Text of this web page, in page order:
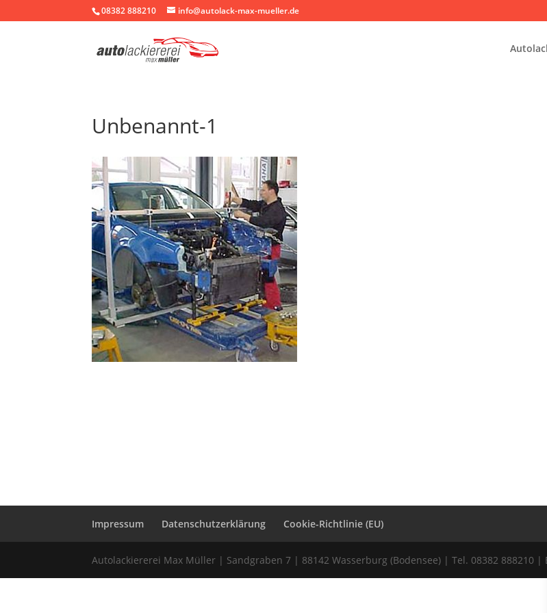
08382 888210 info@autolack-max-mueller.de
Unbenannt-1
Impressum Datenschutzerklärung Cookie-Richtlinie (EU)
Autolackiererei Max Müller | Sandgraben 7 | 88142 Wasserburg (Bodensee) | Tel. 08382 888210